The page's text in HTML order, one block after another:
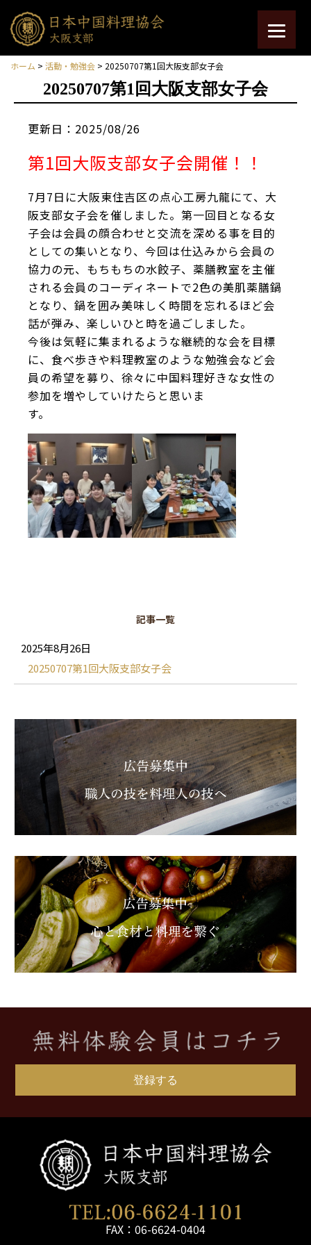
ホーム > 活動・勉強会 > 20250707第1回大阪支部女子会
20250707第1回大阪支部女子会
更新日：2025/08/26
第1回大阪支部女子会開催！！
7月7日に大阪東住吉区の点心工房九龍にて、大
阪支部女子会を催しました。第一回目となる女
子会は会員の顔合わせと交流を深める事を目的
としての集いとなり、今回は仕込みから会員の
協力の元、もちもちの水餃子、薬膳教室を主催
される会員のコーディネートで2色の美肌薬膳鍋
となり、鍋を囲み美味しく時間を忘れるほど会
話が弾み、楽しいひと時を過ごしました。
今後は気軽に集まれるような継続的な会を目標
に、食べ歩きや料理教室のような勉強会など会
員の希望を募り、徐々に中国料理好きな女性の
参加を増やしていけたらと思いま
す。
記事一覧
2025年8月26日
20250707第1回大阪支部女子会
登録する
FAX：06-6624-0404